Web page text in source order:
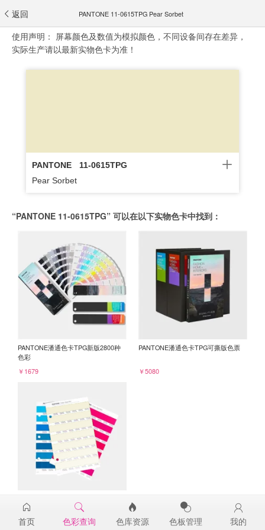
返回 PANTONE 11-0615TPG Pear Sorbet
使用声明： 屏幕颜色及数值为模拟颜色，不同设备间存在差异，
实际生产请以最新实物色卡为准！
PANTONE
11-0615TPG
Pear Sorbet
“PANTONE 11-0615TPG” 可以在以下实物色卡中找到：
PANTONE潘通色卡TPG新版2800种
色彩
￥1679
PANTONE潘通色卡TPG可撕版色票
￥5080
11-0615TPG
￥98
首页 色彩查询 色库资源 色板管理 我的